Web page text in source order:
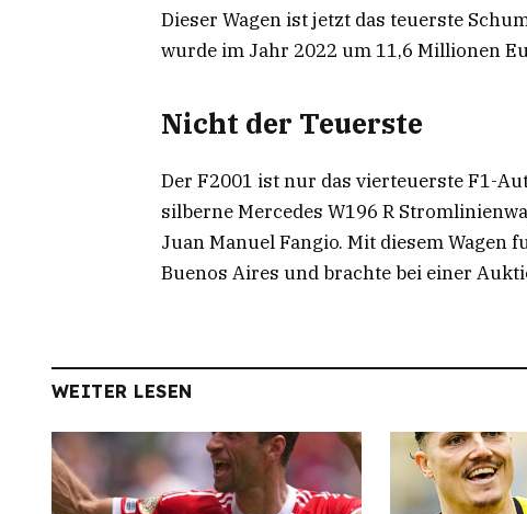
Dieser Wagen ist jetzt das teuerste
wurde im Jahr 2022 um 11,6 Millionen
Nicht der Teuerste
Der F2001 ist nur das vierteuerste F1-
silberne Mercedes W196 R
Juan Manuel Fangio. Mit diesem Wagen
Buenos Aires und brachte bei einer
WEITER LESEN